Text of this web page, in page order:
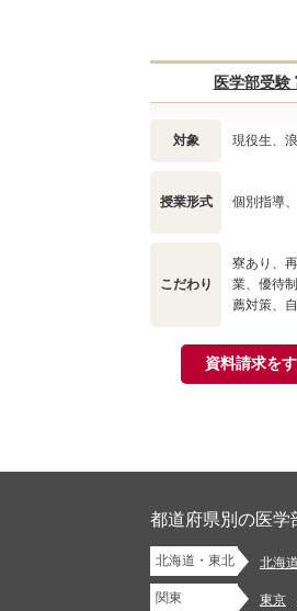
医学部受験
対象 現役生、
授業形式 個別指導
こだわり
寮あり、
業、優待
薦対策、
資料請求を
都道府県別の医学
北海道・東北 北海道
関東 東京